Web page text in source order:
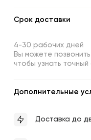
Срок доставки
4-30 рабочих дней
Вы можете
чтобы узнать
Дополнительные
Доставка до